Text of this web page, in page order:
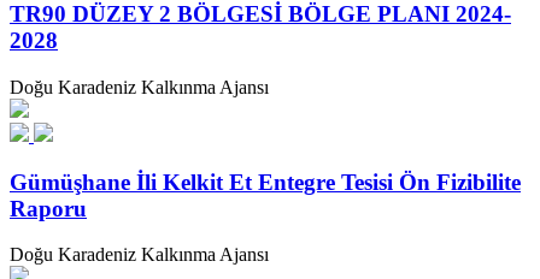
TR90 DÜZEY 2 BÖLGESİ BÖLGE PLANI 2024-
2028
Doğu Karadeniz Kalkınma Ajansı
Gümüşhane İli Kelkit Et Entegre Tesisi Ön Fizibilite
Raporu
Doğu Karadeniz Kalkınma Ajansı